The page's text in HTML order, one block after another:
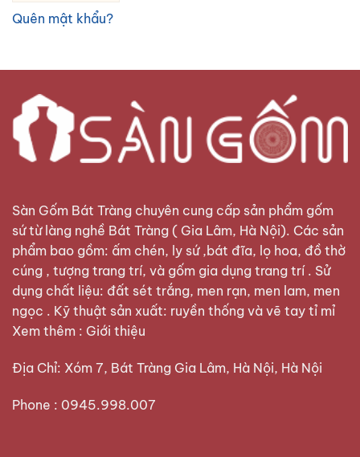
Quên mật khẩu?
Sàn Gốm Bát Tràng chuyên cung cấp sản phẩm gốm
sứ từ làng nghề Bát Tràng ( Gia Lâm, Hà Nội). Các sản
phẩm bao gồm: ấm chén, ly sứ ,bát đĩa, lọ hoa, đồ thờ
cúng , tượng trang trí, và gốm gia dụng trang trí . Sử
dụng chất liệu: đất sét trắng, men rạn, men lam, men
ngọc . Kỹ thuật sản xuất: ruyền thống và vẽ tay tỉ mỉ
Xem thêm : Giới thiệu
Địa Chỉ: Xóm 7, Bát Tràng Gia Lâm, Hà Nội, Hà Nội
Phone : 0945.998.007